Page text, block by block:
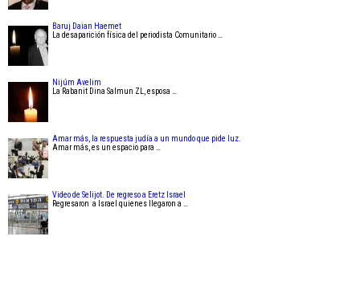
Baruj Daian Haemet
La desaparición física del periodista Comunitario …
Nijúm Avelim
La Rabanit Dina Salmun ZL, esposa …
Amar más, la respuesta judía a un mundo que pide luz.
Amar más, es un espacio para …
Video de Selijot. De regreso a Eretz Israel
Regresaron a Israel quienes llegaron a …